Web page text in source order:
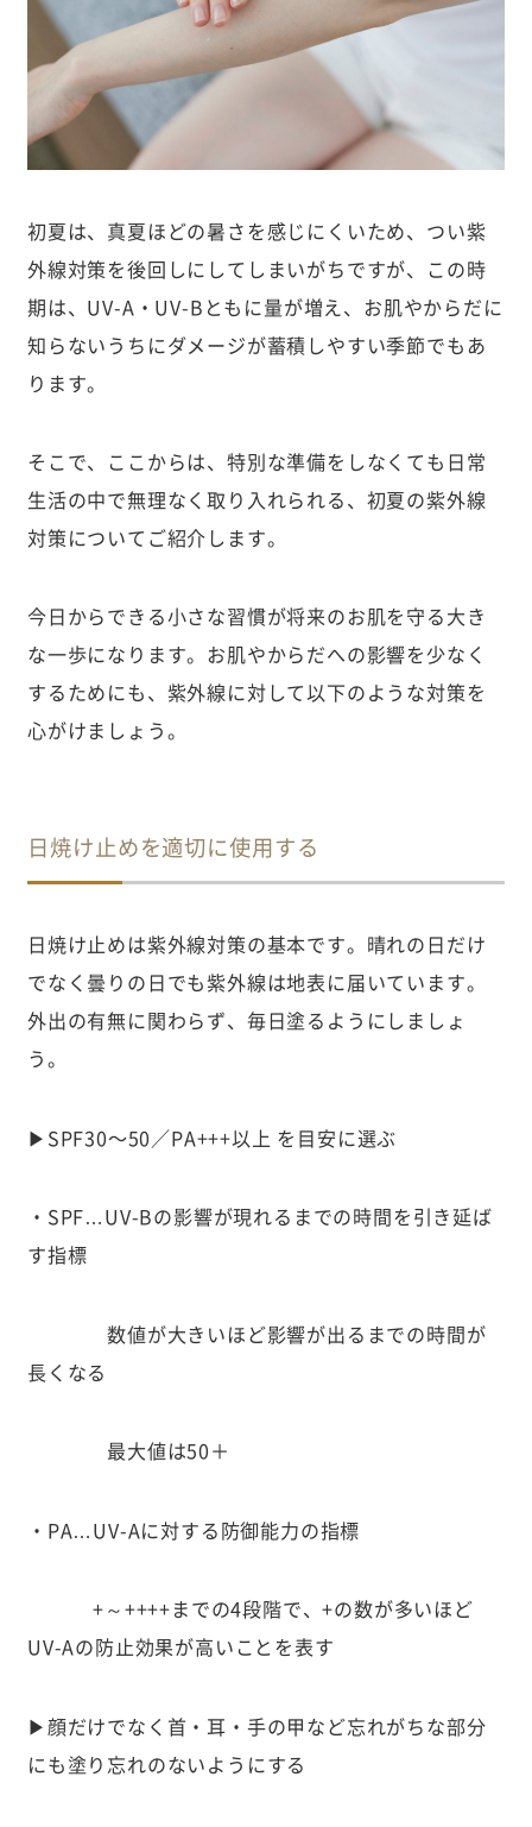
初夏は、真夏ほどの暑さを感じにくいため、つい紫
外線対策を後回しにしてしまいがちですが、この時
期は、UV-A・UV-Bともに量が増え、お肌やからだに
知らないうちにダメージが蓄積しやすい季節でもあ
ります。
そこで、ここからは、特別な準備をしなくても日常
生活の中で無理なく取り入れられる、初夏の紫外線
対策についてご紹介します。
今日からできる小さな習慣が将来のお肌を守る大き
な一歩になります。お肌やからだへの影響を少なく
するためにも、紫外線に対して以下のような対策を
心がけましょう。
日焼け止めを適切に使用する
日焼け止めは紫外線対策の基本です。晴れの日だけ
でなく曇りの日でも紫外線は地表に届いています。
外出の有無に関わらず、毎日塗るようにしましょ
う。
▶︎SPF30〜50／PA+++以上 を目安に選ぶ
・SPF…UV-Bの影響が現れるまでの時間を引き延ば
す指標
数値が大きいほど影響が出るまでの時間が
長くなる
最大値は50＋
・PA…UV-Aに対する防御能力の指標
+～++++までの4段階で、+の数が多いほど
UV-Aの防止効果が高いことを表す
▶︎顔だけでなく首・耳・手の甲など忘れがちな部分
にも塗り忘れのないようにする